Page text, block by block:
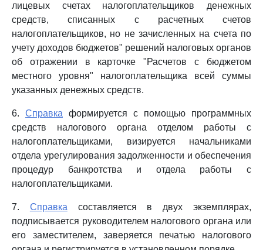
лицевых счетах налогоплательщиков денежных
средств, списанных с расчетных счетов
налогоплательщиков, но не зачисленных на счета по
учету доходов бюджетов" решений налоговых органов
об отражении в карточке "Расчетов с бюджетом
местного уровня" налогоплательщика всей суммы
указанных денежных средств.
6. Справка формируется с помощью программных
средств налогового органа отделом работы с
налогоплательщиками, визируется начальниками
отдела урегулирования задолженности и обеспечения
процедур банкротства и отдела работы с
налогоплательщиками.
7. Справка составляется в двух экземплярах,
подписывается руководителем налогового органа или
его заместителем, заверяется печатью налогового